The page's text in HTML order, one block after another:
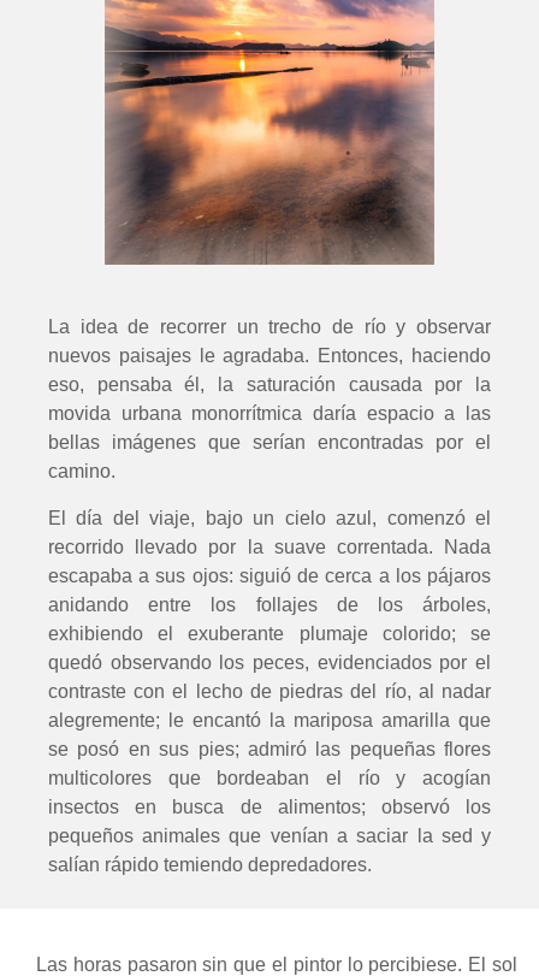
La idea de recorrer un trecho de río y observar
nuevos paisajes le agradaba. Entonces, haciendo
eso, pensaba él, la saturación causada por la
movida urbana monorrítmica daría espacio a las
bellas imágenes que serían encontradas por el
camino.
El día del viaje, bajo un cielo azul, comenzó el
recorrido llevado por la suave correntada. Nada
escapaba a sus ojos: siguió de cerca a los pájaros
anidando entre los follajes de los árboles,
exhibiendo el exuberante plumaje colorido; se
quedó observando los peces, evidenciados por el
contraste con el lecho de piedras del río, al nadar
alegremente; le encantó la mariposa amarilla que
se posó en sus pies; admiró las pequeñas flores
multicolores que bordeaban el río y acogían
insectos en busca de alimentos; observó los
pequeños animales que venían a saciar la sed y
salían rápido temiendo depredadores.
Las horas pasaron sin que el pintor lo percibiese. El sol